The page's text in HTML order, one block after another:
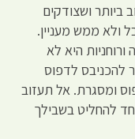
ביותר ושצודקים
ולא ממש מעניין.
ורוחניות היא לא
להכניבס לדפוס
ומסגרת. אל תעזוב
להחליט בשבילך